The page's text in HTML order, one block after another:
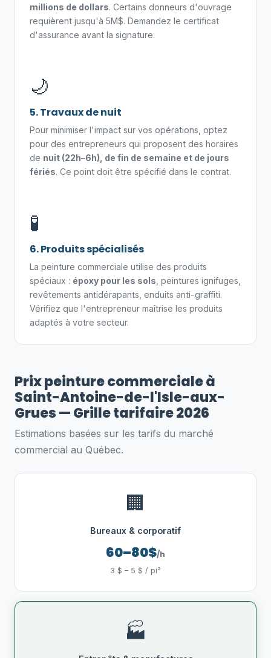
millions de dollars. Certains donneurs d'ouvrage
requièrent jusqu'à 5M$. Demandez le certificat
d'assurance avant la signature.
🌙
5. Travaux de nuit
Pour minimiser l'impact sur vos opérations, optez
pour des entrepreneurs qui proposent des horaires
de nuit (22h–6h), de fin de semaine et de jours
fériés. Ce point doit être spécifié dans le contrat.
🧪
6. Produits spécialisés
La peinture commerciale utilise des produits
spéciaux : époxy pour les sols , peintures ignifuges,
revêtements antidérapants, enduits anti-graffiti.
Vérifiez que l'entrepreneur maîtrise les produits
adaptés à votre secteur.
Prix peinture commerciale à
Saint-Antoine-de-l'Isle-aux-
Grues — Grille tarifaire 2026
Estimations basées sur les tarifs du marché
commercial au Québec.
🏢
Bureaux & corporatif
60–80$/h
3 $ – 5 $ / pi²
🏭